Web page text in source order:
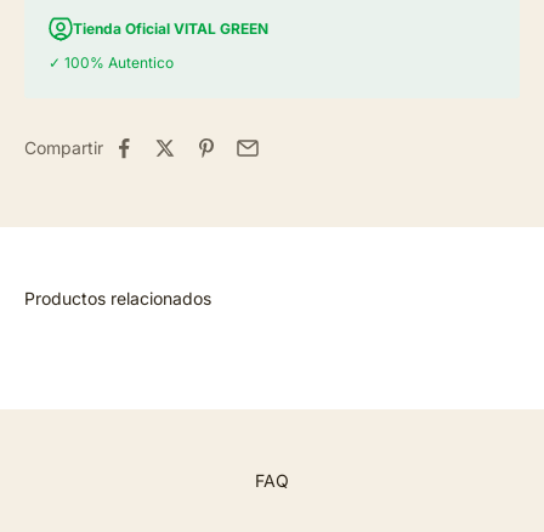
Tienda Oficial VITAL GREEN
✓ 100% Autentico
Compartir
FAQ